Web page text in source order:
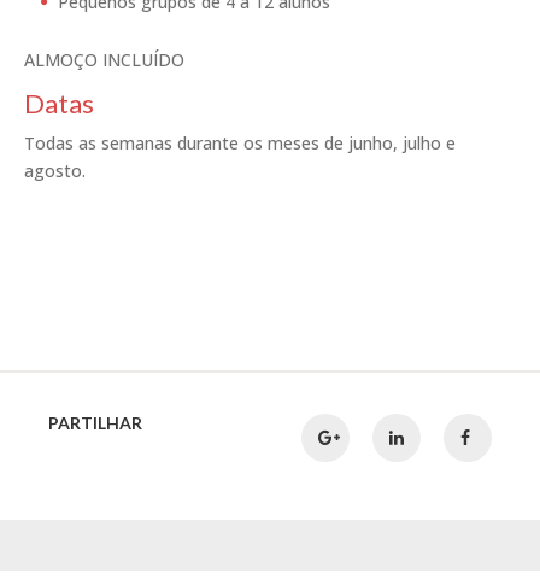
ALMOÇO INCLUÍDO
Datas
Todas as semanas durante os meses de junho, julho e
agosto.
PARTILHAR